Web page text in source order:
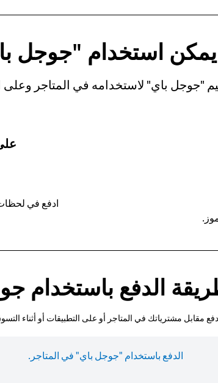
يمكن استخدام "جوجل
"جوجل باي" لاستخدامه في المتاجر وعلى
ادفع في
الدفع باستخدام
مقابل مشترياتك في المتاجر أو على التطبيقات أو أثناء
الدفع باستخدام "جوجل باي" في المتاجر.